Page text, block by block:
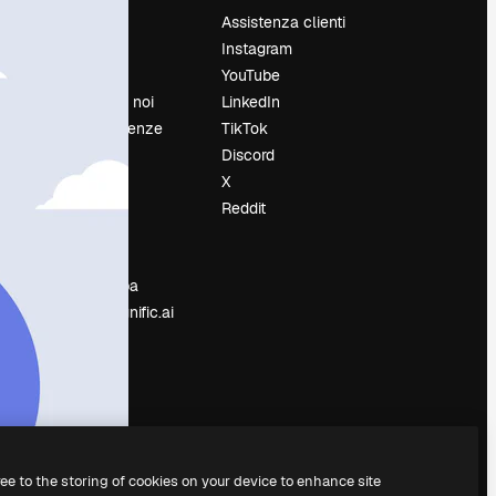
Lavora con noi
Cerca tendenze
Eventi
Slidesgo
Sala stampa
Cerchi magnific.ai
Assistenza clienti
Instagram
YouTube
LinkedIn
TikTok
Discord
X
Reddit
to the storing of cookies on your device to enhance site